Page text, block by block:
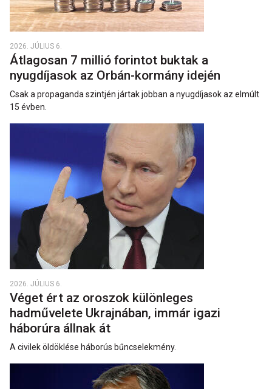
2026. JÚLIUS 6.
Átlagosan 7 millió forintot buktak a
nyugdíjasok az Orbán-kormány idején
Csak a propaganda szintjén jártak jobban a nyugdíjasok az elmúlt
15 évben.
2026. JÚLIUS 6.
Véget ért az oroszok különleges
hadművelete Ukrajnában, immár igazi
háborúra állnak át
A civilek öldöklése háborús bűncselekmény.